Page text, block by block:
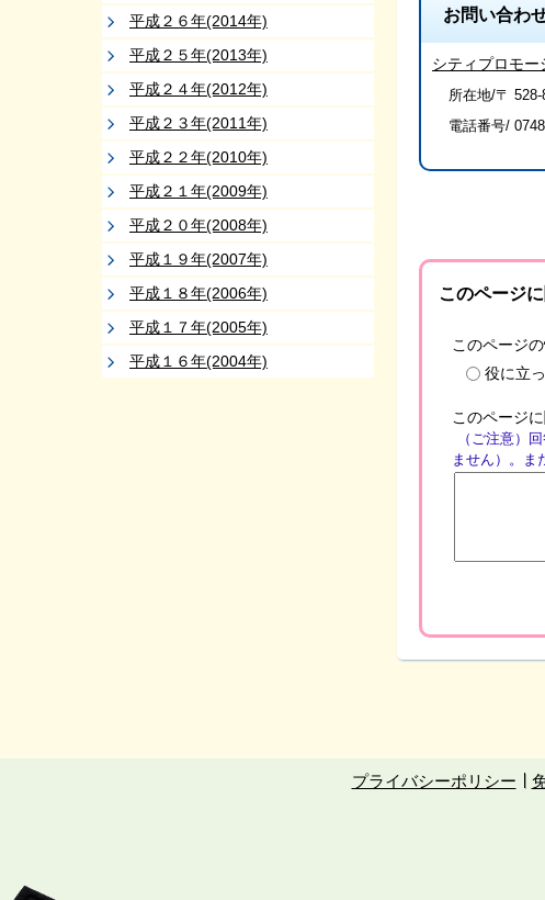
平成２６年(2014年)
平成２５年(2013年)
平成２４年(2012年)
平成２３年(2011年)
平成２２年(2010年)
平成２１年(2009年)
平成２０年(2008年)
平成１９年(2007年)
平成１８年(2006年)
平成１７年(2005年)
平成１６年(2004年)
お問い合わ
シティプロモー
所在地/〒
電話番号/
このページ
このページ
役に立
このページ
（ご注意）
ません）。ま
プライバシーポリシー